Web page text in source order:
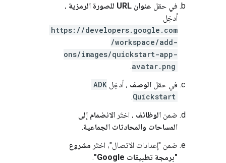
في حقل عنوان URL للصورة الرمزية
،
أدخِل
https://developers.google.com
/workspace/add-
ons/images/quickstart-app-
avatar.png
.
في حقل الوصف ، أدخِل ADK
Quickstart
.
ضمن الوظائف ، اختَر الانضمام إلى
المساحات والمحادثات الجماعية.
ضمن "إعدادات الاتصال"، اختَر مشروع
"برمجة تطبيقات Google"
.